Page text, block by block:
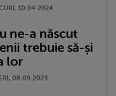
10.04.2024
ne-a născut
trebuie să-și
lor
08.09.2023